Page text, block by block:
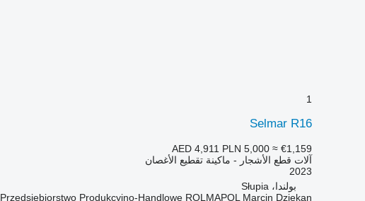
1
Selmar R16
AED 4,911 PLN 5,000 ≈ €1,159
آلات قطع الأشجار - ماكينة تقطيع الأغصان
2023
بولندا، Słupia
Przedsiębiorstwo Produkcyjno-Handlowe ROLMAPOL Marcin Dziekan